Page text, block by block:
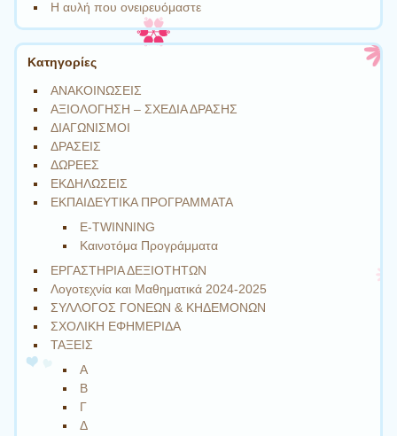
Η αυλή που ονειρευόμαστε
Kατηγορίες
ΑΝΑΚΟΙΝΩΣΕΙΣ
ΑΞΙΟΛΟΓΗΣΗ – ΣΧΕΔΙΑ ΔΡΑΣΗΣ
ΔΙΑΓΩΝΙΣΜΟΙ
ΔΡΑΣΕΙΣ
ΔΩΡΕΕΣ
ΕΚΔΗΛΩΣΕΙΣ
ΕΚΠΑΙΔΕΥΤΙΚΑ ΠΡΟΓΡΑΜΜΑΤΑ
E-TWINNING
Καινοτόμα Προγράμματα
ΕΡΓΑΣΤΗΡΙΑ ΔΕΞΙΟΤΗΤΩΝ
Λογοτεχνία και Μαθηματικά 2024-2025
ΣΥΛΛΟΓΟΣ ΓΟΝΕΩΝ & ΚΗΔΕΜΟΝΩΝ
ΣΧΟΛΙΚΗ ΕΦΗΜΕΡΙΔΑ
ΤΑΞΕΙΣ
Α
Β
Γ
Δ